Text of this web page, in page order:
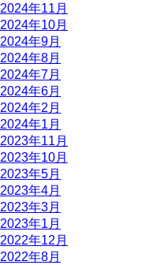
2024年11月
2024年10月
2024年9月
2024年8月
2024年7月
2024年6月
2024年2月
2024年1月
2023年11月
2023年10月
2023年5月
2023年4月
2023年3月
2023年1月
2022年12月
2022年8月